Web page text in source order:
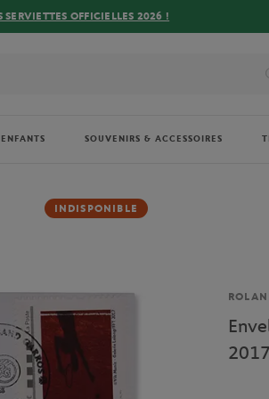
SERVIETTES OFFICIELLES 2026 !
ENFANTS SOUVENIRS & ACCESSOIRES
INDISPONIBLE
Marque